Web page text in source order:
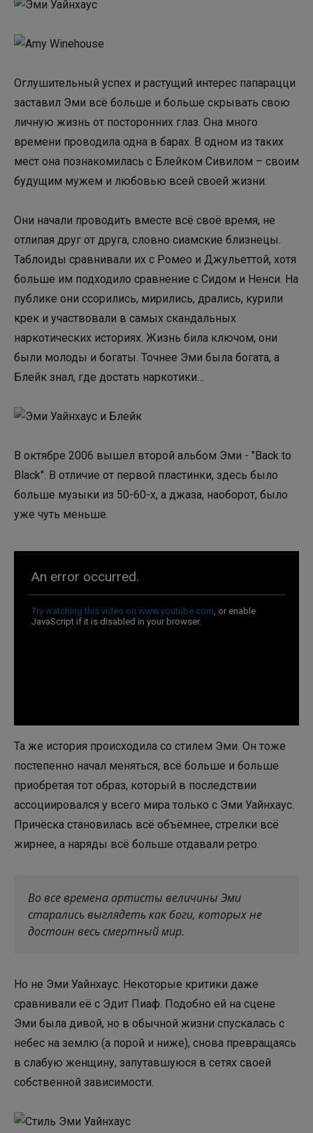
Оглушительный успех и растущий интерес папарацци
заставил Эми всё больше и больше скрывать свою
личную жизнь от посторонних глаз. Она много
времени проводила одна в барах. В одном из таких
мест она познакомилась с Блейком Сивилом – своим
будущим мужем и любовью всей своей жизни.
Они начали проводить вместе всё своё время, не
отлипая друг от друга, словно сиамские близнецы.
Таблоиды сравнивали их с Ромео и Джульеттой, хотя
больше им подходило сравнение с Сидом и Ненси. На
публике они ссорились, мирились, дрались, курили
крек и участвовали в самых скандальных
наркотических историях. Жизнь била ключом, они
были молоды и богаты. Точнее Эми была богата, а
Блейк знал, где достать наркотики…
В октябре 2006 вышел второй альбом Эми - "Back to
Black". В отличие от первой пластинки, здесь было
больше музыки из 50-60-х, а джаза, наоборот, было
уже чуть меньше.
Та же история происходила со стилем Эми. Он тоже
постепенно начал меняться, всё больше и больше
приобретая тот образ, который в последствии
ассоциировался у всего мира только с Эми Уайнхаус.
Причёска становилась всё объёмнее, стрелки всё
жирнее, а наряды всё больше отдавали ретро.
Во все времена артисты величины Эми
старались выглядеть как боги, которых не
достоин весь смертный мир.
Но не Эми Уайнхаус. Некоторые критики даже
сравнивали её с Эдит Пиаф. Подобно ей на сцене
Эми была дивой, но в обычной жизни спускалась с
небес на землю (а порой и ниже), снова превращаясь
в слабую женщину, запутавшуюся в сетях своей
собственной зависимости.